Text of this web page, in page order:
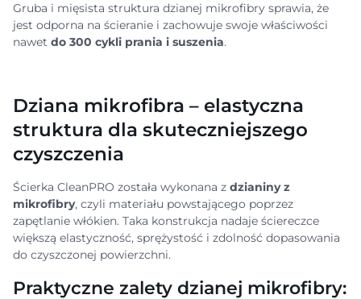
Gruba i mięsista struktura dzianej mikrofibry sprawia, że
jest odporna na ścieranie i zachowuje swoje właściwości
nawet do 300 cykli prania i suszenia.
Dziana mikrofibra – elastyczna
struktura dla skuteczniejszego
czyszczenia
Ścierka CleanPRO została wykonana z dzianiny z
mikrofibry, czyli materiału powstającego poprzez
zapętlanie włókien. Taka konstrukcja nadaje ściereczce
większą elastyczność, sprężystość i zdolność dopasowania
do czyszczonej powierzchni.
Praktyczne zalety dzianej mikrofibry: